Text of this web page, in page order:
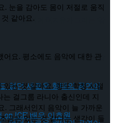
처럼, 피겨 허지유가 그리는 ‘감
처럼, 피겨 허지유가 그리는 ‘감
. 눈을 감아도 몸이 저절로 움직
같아요.
어요. 평소에도 음악에 대한 관
있는 것 같아요. 형도 학창 시절
걸그룹 라니아 출신인데 지
. 그래서인지 음악이 늘 가까운
금은 있는 것 같다는 생각이 들